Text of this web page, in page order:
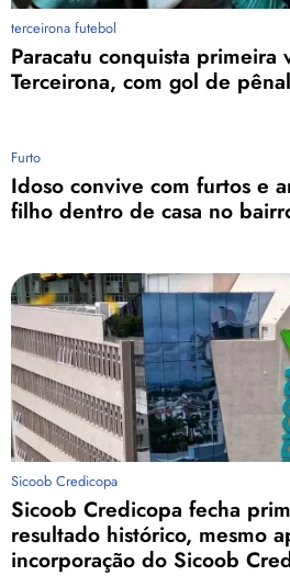
terceirona futebol
Paracatu conquista primeira
Terceirona, com gol de
Furto
Idoso convive com furtos e
filho dentro de casa no
Sicoob Credicopa
Sicoob Credicopa fecha
resultado histórico, mesmo
incorporação do Sicoob